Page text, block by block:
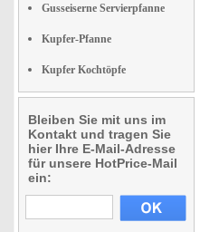
Gusseiserne Servierpfanne
Kupfer-Pfanne
Kupfer Kochtöpfe
Bleiben Sie mit uns im
Kontakt und tragen Sie
hier Ihre E-Mail-Adresse
für unsere HotPrice-Mail
ein: